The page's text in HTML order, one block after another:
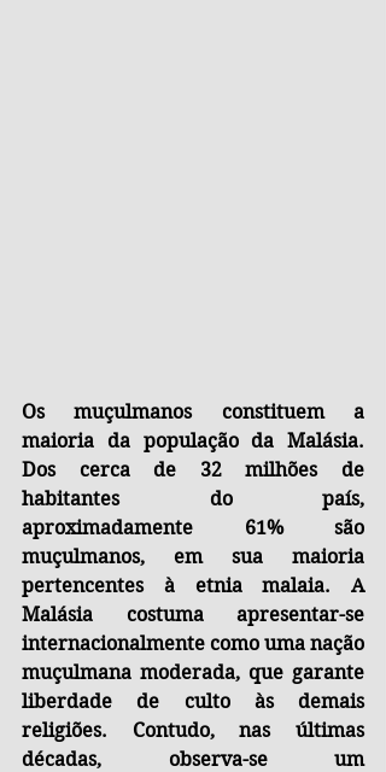
Os muçulmanos constituem a
maioria da população da Malásia.
Dos cerca de 32 milhões de
habitantes do país,
aproximadamente 61% são
muçulmanos, em sua maioria
pertencentes à etnia malaia. A
Malásia costuma apresentar-se
internacionalmente como uma nação
muçulmana moderada, que garante
liberdade de culto às demais
religiões. Contudo, nas últimas
décadas, observa-se um